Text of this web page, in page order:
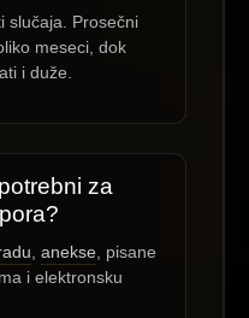
slučaja. Prosečni
meseci, dok
i duže.
za
anekse , pisane
i elektronsku